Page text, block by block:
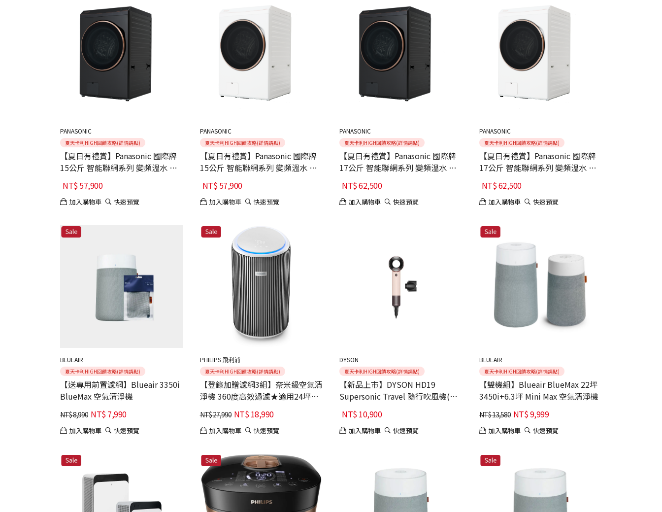
PANASONIC
夏天卡利HIGH回饋攻略(詳情請點)
【夏日有禮賞】Panasonic 國際牌
15公斤 智能聯網系列 變頻溫水 熱
泵式滾筒洗衣機 NA-V150RPH-K 舊
機回收+基本安裝
NT$57,900
加入購物車 快速預覽
PANASONIC
夏天卡利HIGH回饋攻略(詳情請點)
【夏日有禮賞】Panasonic 國際牌
15公斤 智能聯網系列 變頻溫水 熱
泵式滾筒洗衣機 NA-V150RPH-W
舊機回收+基本安裝
NT$57,900
加入購物車 快速預覽
PANASONIC
夏天卡利HIGH回饋攻略(詳情請點)
【夏日有禮賞】Panasonic 國際牌
17公斤 智能聯網系列 變頻溫水 熱
泵式滾筒洗衣機 NA-V170RPH-K 舊
機回收+基本安裝
NT$62,500
加入購物車 快速預覽
PANASONIC
夏天卡利HIGH回饋攻略(詳情請點)
【夏日有禮賞】Panasonic 國際牌
17公斤 智能聯網系列 變頻溫水 熱
泵式滾筒洗衣機 NA-V170RPH-W
舊機回收+基本安裝
NT$62,500
加入購物車 快速預覽
BLUEAIR
夏天卡利HIGH回饋攻略(詳情請點)
【送專用前置濾網】Blueair 3350i
BlueMax 空氣清淨機
NT$8,990 NT$7,990
加入購物車 快速預覽
PHILIPS 飛利浦
夏天卡利HIGH回饋攻略(詳情請點)
【登錄加贈濾網3組】奈米級空氣清
淨機 360度高效過濾★適用24坪
NT$27,990 NT$18,990
加入購物車 快速預覽
DYSON
夏天卡利HIGH回饋攻略(詳情請點)
【新品上市】DYSON HD19
Supersonic Travel 隨行吹風機(粉
霧玫瑰)
NT$10,900
加入購物車 快速預覽
BLUEAIR
夏天卡利HIGH回饋攻略(詳情請點)
【雙機組】Blueair BlueMax 22坪
3450i+6.3坪 Mini Max 空氣清淨機
NT$13,580 NT$9,999
加入購物車 快速預覽